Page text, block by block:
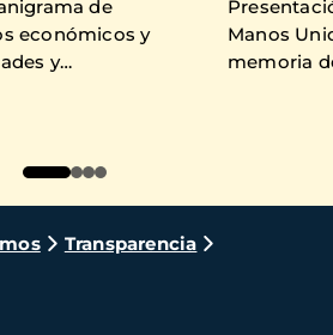
de
económicos y
y
Manos
memoria
Transparencia